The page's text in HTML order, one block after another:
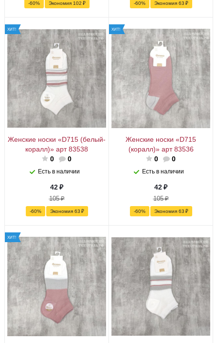
-60% Экономия 102 ₽ -60% Экономия 63 ₽
ХИТ!
Женские носки «D715 (белый-
коралл)» арт 83538
0
0
Есть в наличии
42₽
105₽
-60% Экономия 63 ₽
ХИТ!
Женские носки «D715
(коралл)» арт 83536
0
0
Есть в наличии
42₽
105₽
-60% Экономия 63 ₽
ХИТ!